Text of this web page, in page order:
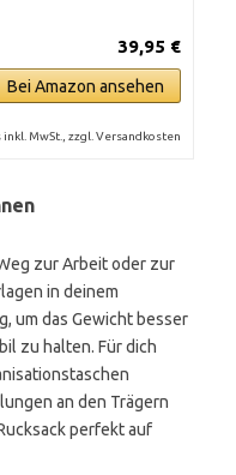
39,95 €
Bei Amazon ansehen
inkl. MwSt., zzgl. Versandkosten
zur Arbeit oder zur
in deinem
um das Gewicht besser
zu halten. Für dich
an den Trägern
perfekt auf